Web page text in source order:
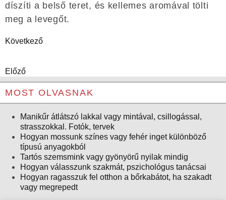
díszíti a belső teret, és kellemes aromával tölti
meg a levegőt.
Következő
Előző
MOST OLVASNAK
Manikűr átlátszó lakkal vagy mintával, csillogással,
strasszokkal. Fotók, tervek
Hogyan mossunk színes vagy fehér inget különböző
típusú anyagokból
Tartós szemsmink vagy gyönyörű nyilak mindig
Hogyan válasszunk szakmát, pszichológus tanácsai
Hogyan ragasszuk fel otthon a bőrkabátot, ha szakadt
vagy megrepedt